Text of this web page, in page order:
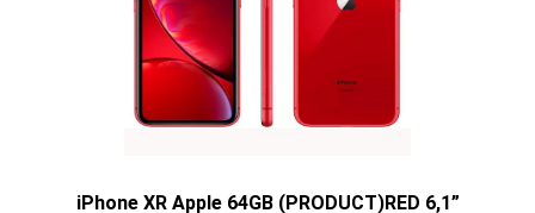
iPhone XR Apple 64GB (PRODUCT)RED 6,1”